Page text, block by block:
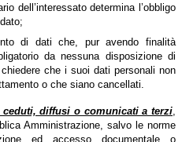
dell’interessato determina l’obbligo
di dati che, pur avendo finalità
da nessuna disposizione di
che i suoi dati personali non
o che siano cancellati.
ceduti, diffusi o comunicati a terzi
Amministrazione, salvo le norme
ed accesso documentale o